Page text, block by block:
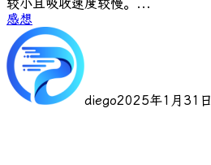
较小且吸收速度较慢。...
感想
diego2025年1月31日